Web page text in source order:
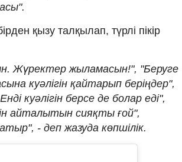
қызу талқылап, түрлі пікір
Жүректер жыламасын!", "Беруге
куәлігін қайтарып беріңдер",
куәлігін берсе де болар еді",
айталытын сияқты ғой",
- деп жазуда көпшілік.